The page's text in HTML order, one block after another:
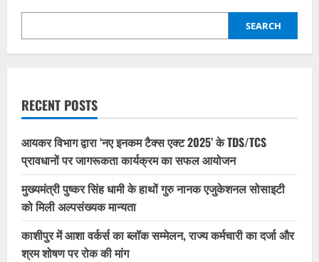
SEARCH
RECENT POSTS
आयकर विभाग द्वारा ‘नए इनकम टैक्स एक्ट 2025’ के TDS/TCS
प्रावधानों पर जागरूकता कार्यक्रम का सफल आयोजन
मुख्यमंत्री पुष्कर सिंह धामी के हाथों गुरु नानक एजुकेशनल सोसाइटी
को मिली अल्पसंख्यक मान्यता
काशीपुर में आशा वर्कर्स का ब्लॉक सम्मेलन, राज्य कर्मचारी का दर्जा और
श्रम शोषण पर रोक की मांग